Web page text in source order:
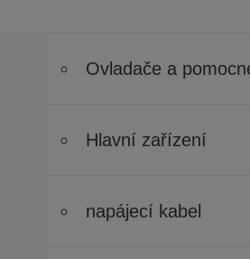
Ovladače a
Hlavní zařízení
napájecí kabel